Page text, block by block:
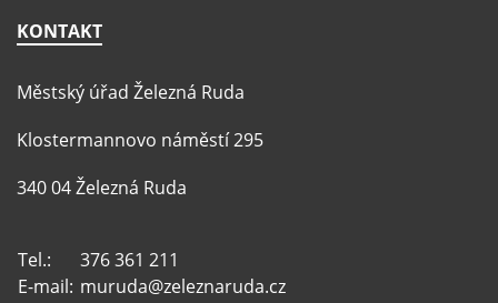
KONTAKT
Městský úřad Železná Ruda
Klostermannovo náměstí 295
340 04 Železná Ruda
Tel.:
376 361 211
E-mail: muruda@zeleznaruda.cz